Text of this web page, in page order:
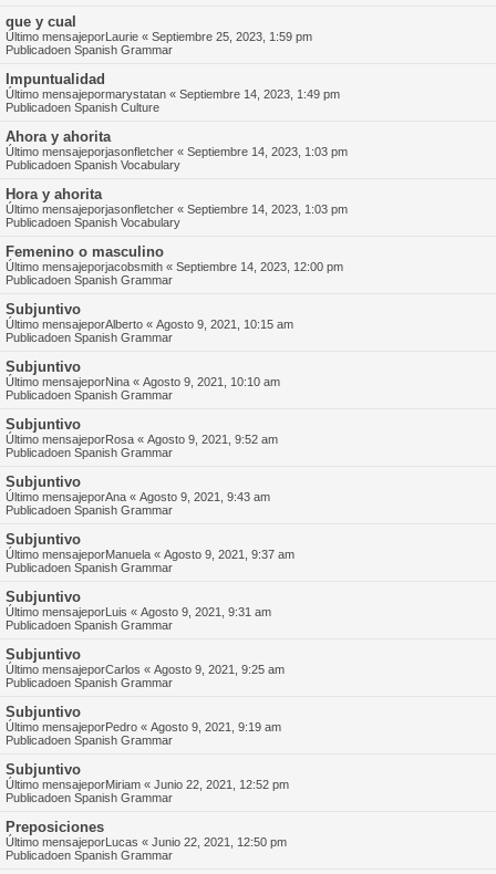
que y cual
Último mensajeporLaurie « Septiembre 25, 2023, 1:59 pm
Publicadoen Spanish Grammar
Impuntualidad
Último mensajepormarystatan « Septiembre 14, 2023, 1:49 pm
Publicadoen Spanish Culture
Ahora y ahorita
Último mensajeporjasonfletcher « Septiembre 14, 2023, 1:03 pm
Publicadoen Spanish Vocabulary
Hora y ahorita
Último mensajeporjasonfletcher « Septiembre 14, 2023, 1:03 pm
Publicadoen Spanish Vocabulary
Femenino o masculino
Último mensajeporjacobsmith « Septiembre 14, 2023, 12:00 pm
Publicadoen Spanish Grammar
Subjuntivo
Último mensajeporAlberto « Agosto 9, 2021, 10:15 am
Publicadoen Spanish Grammar
Subjuntivo
Último mensajeporNina « Agosto 9, 2021, 10:10 am
Publicadoen Spanish Grammar
Subjuntivo
Último mensajeporRosa « Agosto 9, 2021, 9:52 am
Publicadoen Spanish Grammar
Subjuntivo
Último mensajeporAna « Agosto 9, 2021, 9:43 am
Publicadoen Spanish Grammar
Subjuntivo
Último mensajeporManuela « Agosto 9, 2021, 9:37 am
Publicadoen Spanish Grammar
Subjuntivo
Último mensajeporLuis « Agosto 9, 2021, 9:31 am
Publicadoen Spanish Grammar
Subjuntivo
Último mensajeporCarlos « Agosto 9, 2021, 9:25 am
Publicadoen Spanish Grammar
Subjuntivo
Último mensajeporPedro « Agosto 9, 2021, 9:19 am
Publicadoen Spanish Grammar
Subjuntivo
Último mensajeporMiriam « Junio 22, 2021, 12:52 pm
Publicadoen Spanish Grammar
Preposiciones
Último mensajeporLucas « Junio 22, 2021, 12:50 pm
Publicadoen Spanish Grammar